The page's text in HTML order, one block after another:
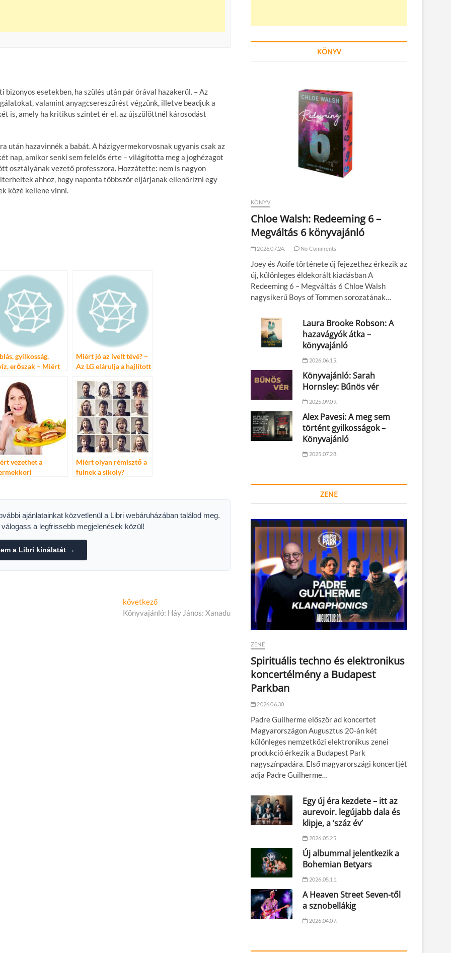
bizonyos esetekben, ha szülés után pár órával hazakerül. – Az
valamint anyagcsereszűrést végzünk, illetve beadjuk a
is, amely ha kritikus szintet ér el, az újszülöttnél károsodást
után hazavinnék a babát. A házigyermekorvosnak ugyanis csak az
nap, amikor senki sem felelős érte – világította meg a joghézagot
osztályának vezető professzora. Hozzátette: nem is nagyon
ahhoz, hogy naponta többször eljárjanak ellenőrizni egy
közé kellene vinni.
gyilkosság,
erőszak – Miért
Miért jó az ívelt tévé? –
Az LG elárulja a hajlított
vezethet a
Miért olyan rémisztő a
fülnek a sikoly?
ajánlatainkat közvetlenül a Libri webáruházában találod meg.
a legfrissebb megjelenések közül!
a Libri kínálatát →
következőKövetkező
cikk:
Könyvajánló: Háy János: Xanadu
KÖNYV
KÖNYV
Chloe Walsh: Redeeming 6 –
Megváltás 6 könyvajánló
2026.07.24. No Comments
Joey és Aoife története új fejezethez érkezik az
új, különleges éldekorált kiadásban A
Redeeming 6 – Megváltás 6 Chloe Walsh
nagysikerű Boys of Tommen sorozatának…
Laura Brooke Robson: A
hazavágyók átka –
könyvajánló
2026.06.15.
Könyvajánló: Sarah
Hornsley: Bűnös vér
2025.09.09.
Alex Pavesi: A meg sem
történt gyilkosságok –
Könyvajánló
2025.07.28.
ZENE
ZENE
Spirituális techno és elektronikus
koncertélmény a Budapest
Parkban
2026.06.30.
Padre Guilherme először ad koncertet
Magyarországon Augusztus 20-án két
különleges nemzetközi elektronikus zenei
produkció érkezik a Budapest Park
nagyszínpadára. Első magyarországi koncertjét
adja Padre Guilherme…
Egy új éra kezdete – itt az
aurevoir. legújabb dala és
klipje, a ‘száz év’
2026.05.25.
Új albummal jelentkezik a
Bohemian Betyars
2026.05.11.
A Heaven Street Seven-től
a sznobellákig
2026.04.07.